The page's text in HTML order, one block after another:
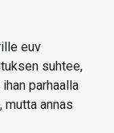
euv
suhtee,
parhaalla
annas